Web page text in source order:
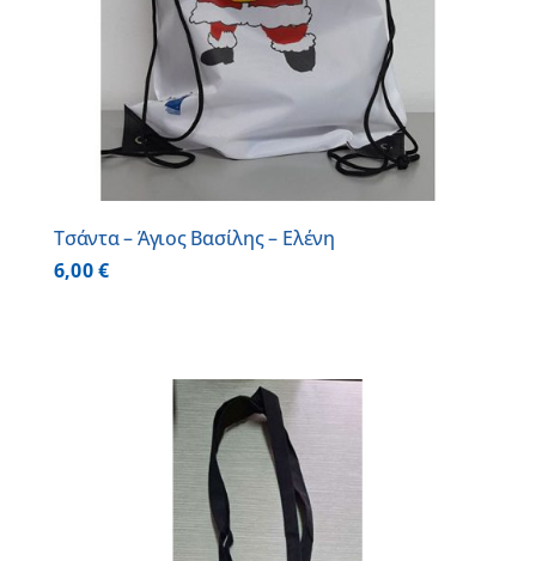
Τσάντα – Άγιος Βασίλης – Ελένη
6,00€